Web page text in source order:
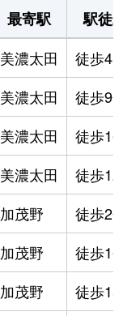
最寄駅
駅徒歩
美濃太田
徒歩45分
美濃太田
徒歩9分
美濃太田
徒歩16分
美濃太田
徒歩12分
加茂野
徒歩2分
加茂野
徒歩16分
加茂野
徒歩15分